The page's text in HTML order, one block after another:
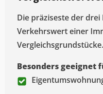
Die präziseste der
Verkehrswert einer
Vergleichsgrundstücke.
Besonders geeignet